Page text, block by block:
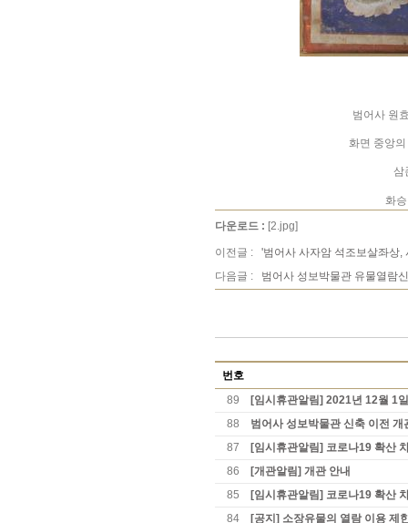
범어사 원
화면 중앙
삼
화
다운로드 : [2.jpg]
이전글 : '범어사 사자암 석조보살좌상,
다음글 : 범어사 성보박물관 유물열람
번호
89
[임시휴관알림] 2021년 12월 1
88
범어사 성보박물관 신축 이전 개
87
[임시휴관알림] 코로나19 확산
86
[개관알림] 개관 안내
85
[임시휴관알림] 코로나19 확산
84
[공지] 소장유물의 열람 이용 제